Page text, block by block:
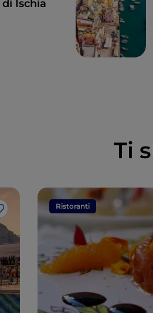
Ischia
Ti
Ristoranti